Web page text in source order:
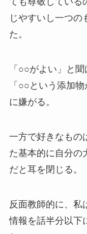
じやすいし一つの
た。
「○○がよい」と
「○○という添加
に嫌がる。
一方で好きなもの
た基本的に自分の
だと耳を閉じる。
反面教師的に、私
情報を話半分以下